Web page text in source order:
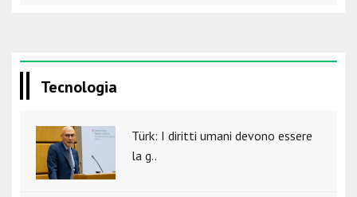
Tecnologia
Türk: I diritti umani devono essere
la g..